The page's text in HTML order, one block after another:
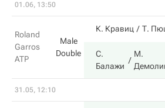
01.06, 13:50
Roland
Garros
ATP
Male
Double
К. Кравиц Т.
С.
Балажи
М.
31.05, 12:10